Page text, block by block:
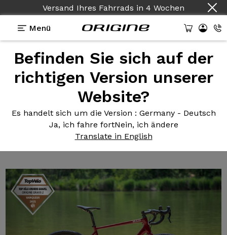
Versand Ihres Fahrrads in 4 Wochen
Menü
Befinden Sie sich auf der
richtigen Version unserer
Website?
Es handelt sich um die Version : Germany - Deutsch
Ja, ich fahre fortNein, ich ändere
Translate in English
Fahrradtests Herkunft>Der Graxx II gewinnt die
Der GraxxII gewinnt
die Top Velo Awards
Gravel 2021!